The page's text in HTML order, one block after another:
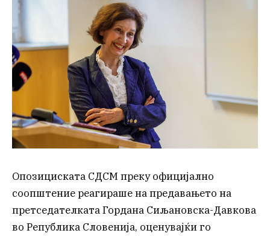
Опозициската СДСМ преку официјално
соопштение реагираше на предавањето на
претседателката Гордана Сиљановска-Давкова
во Република Словенија, оценувајќи го